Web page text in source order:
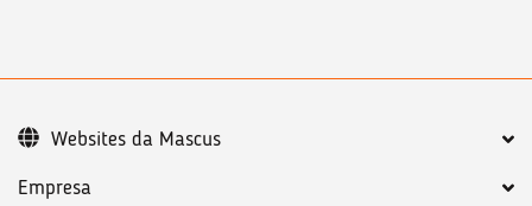
Empresa
Websites da Mascus